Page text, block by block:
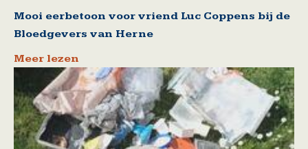
Mooi eerbetoon voor vriend Luc Coppens bij de
Bloedgevers van Herne
Meer lezen